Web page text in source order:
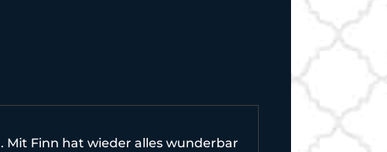
Finn hat wieder alles wunderbar